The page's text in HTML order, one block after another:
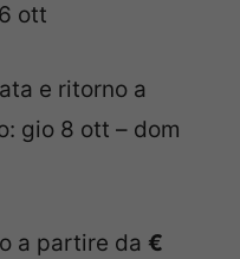
ott
e ritorno a
gio 8 ott – dom
a partire da €